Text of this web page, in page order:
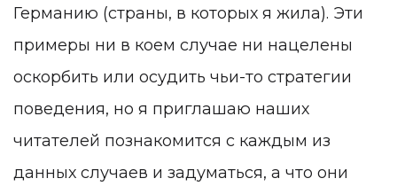
Германию (страны, в которых я жила). Эти
примеры ни в коем случае ни нацелены
оскорбить или осудить чьи-то стратегии
поведения, но я приглашаю наших
читателей познакомится с каждым из
данных случаев и задуматься, а что они